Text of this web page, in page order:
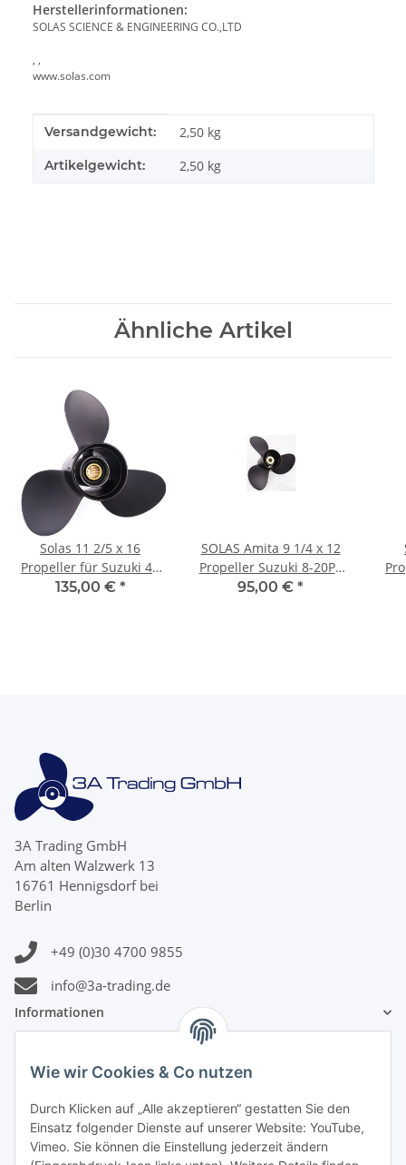
Wie wir Cookies & Co nutzen
Durch Klicken auf „Alle akzeptieren“ gestatten Sie den
Einsatz folgender Dienste auf unserer Website: YouTube,
Vimeo. Sie können die Einstellung jederzeit ändern
Herstellerinformationen:
SOLAS SCIENCE & ENGINEERING CO.,LTD
, ,
www.solas.com
Produkteigenschaft
Wert
Versandgewicht: 2,50 kg
Artikelgewicht: 2,50 kg
Ähnliche Artikel
Solas 11 2/5 x 16
Propeller für Suzuki 40
50 60 PS 3 Blatt mit 13
135,00 € *
SOLAS Amita 9 1/4 x 12
Propeller Suzuki 8-20PS
2-1/2"Getriebe 10Zähne
95,00 € *
3A Trading GmbH
Am alten Walzwerk 13
16761 Hennigsdorf bei
Berlin
+49 (0)30 4700 9855
info@3a-trading.de
Informationen
Gesetzliche Informationen
Zahlungsinformationen